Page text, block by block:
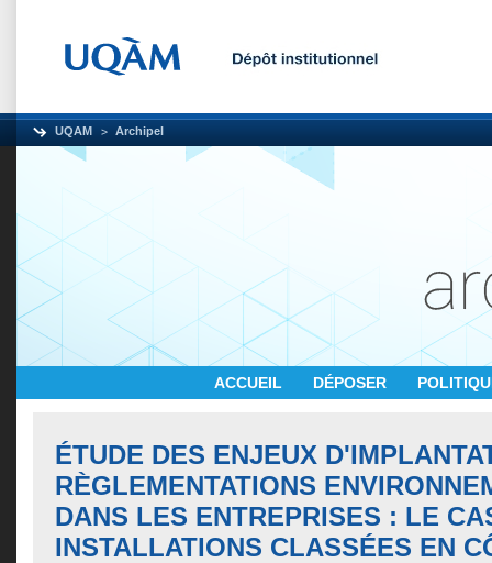
UQAM Archipel
ACCUEIL DÉPOSER
ÉTUDE DES ENJEUX
RÈGLEMENTATIONS
DANS LES ENTREPRISES : LE
INSTALLATIONS CLASSÉES EN